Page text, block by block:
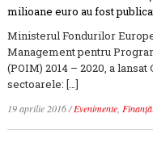
Ministerul Fondurilor
Management pentru
(POIM) 2014 – 2020, a
sectoarele: […]
19 aprilie 2016/Evenimente,